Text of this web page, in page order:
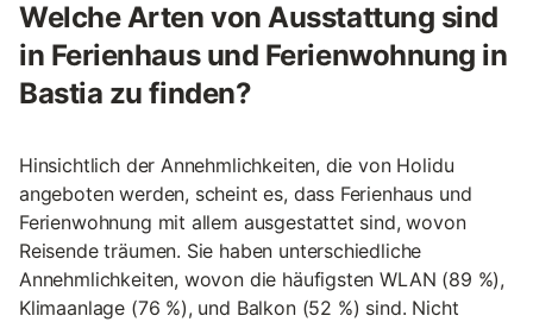
Welche Arten von Ausstattung sind
in Ferienhaus und Ferienwohnung in
Bastia zu finden?
Hinsichtlich der Annehmlichkeiten, die von Holidu
angeboten werden, scheint es, dass Ferienhaus und
Ferienwohnung mit allem ausgestattet sind, wovon
Reisende träumen. Sie haben unterschiedliche
Annehmlichkeiten, wovon die häufigsten WLAN (89 %),
Klimaanlage (76 %), und Balkon (52 %) sind. Nicht